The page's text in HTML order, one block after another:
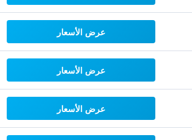
عرض الأسعار
عرض الأسعار
عرض الأسعار